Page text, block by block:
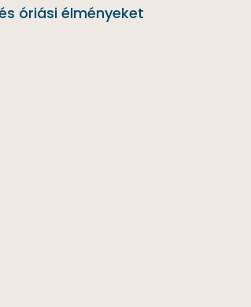
óriási élményeket